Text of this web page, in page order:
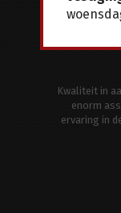
Kwaliteit in
enorm
ervaring in